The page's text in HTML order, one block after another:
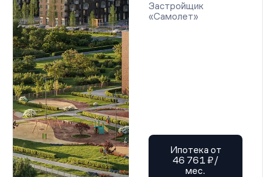
Застройщик
«Самолет»
Ипотека от
46 761 ₽/
мес.